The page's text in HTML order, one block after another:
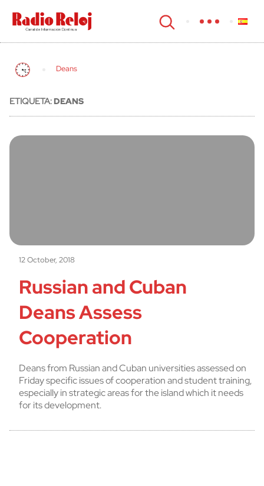
cerrar
Deans
ETIQUETA:DEANS
12 October, 2018
Russian and Cuban
Deans Assess
Cooperation
Deans from Russian and Cuban universities assessed on
Friday specific issues of cooperation and student training,
especially in strategic areas for the island which it needs
for its development.